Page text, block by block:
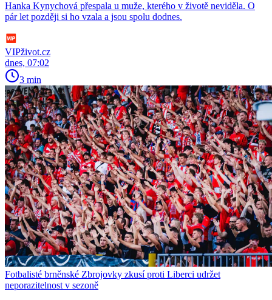
Hanka Kynychová přespala u muže, kterého v životě neviděla. O
pár let později si ho vzala a jsou spolu dodnes.
VIPživot.cz
dnes, 07:02
3 min
Fotbalisté brněnské Zbrojovky zkusí proti Liberci udržet
neporazitelnost v sezoně